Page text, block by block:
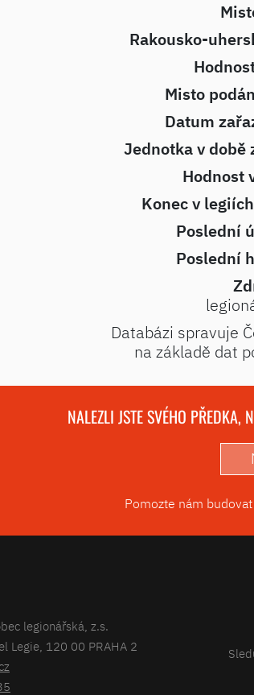
Rakousko-
Misto
Datum
Jednotka v době
Hodnost
Konec v
Poslední
Poslední
Databázi spravuje
na základě dat
NALEZLI JSTE SVÉHO PŘEDKA,
Pomozte nám
legionářská, z.s.
Legie, 120 00 PRAHA 2